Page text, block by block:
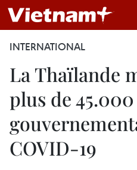
INTERNATIONAL
La Thaïlande
plus de
COVID-19